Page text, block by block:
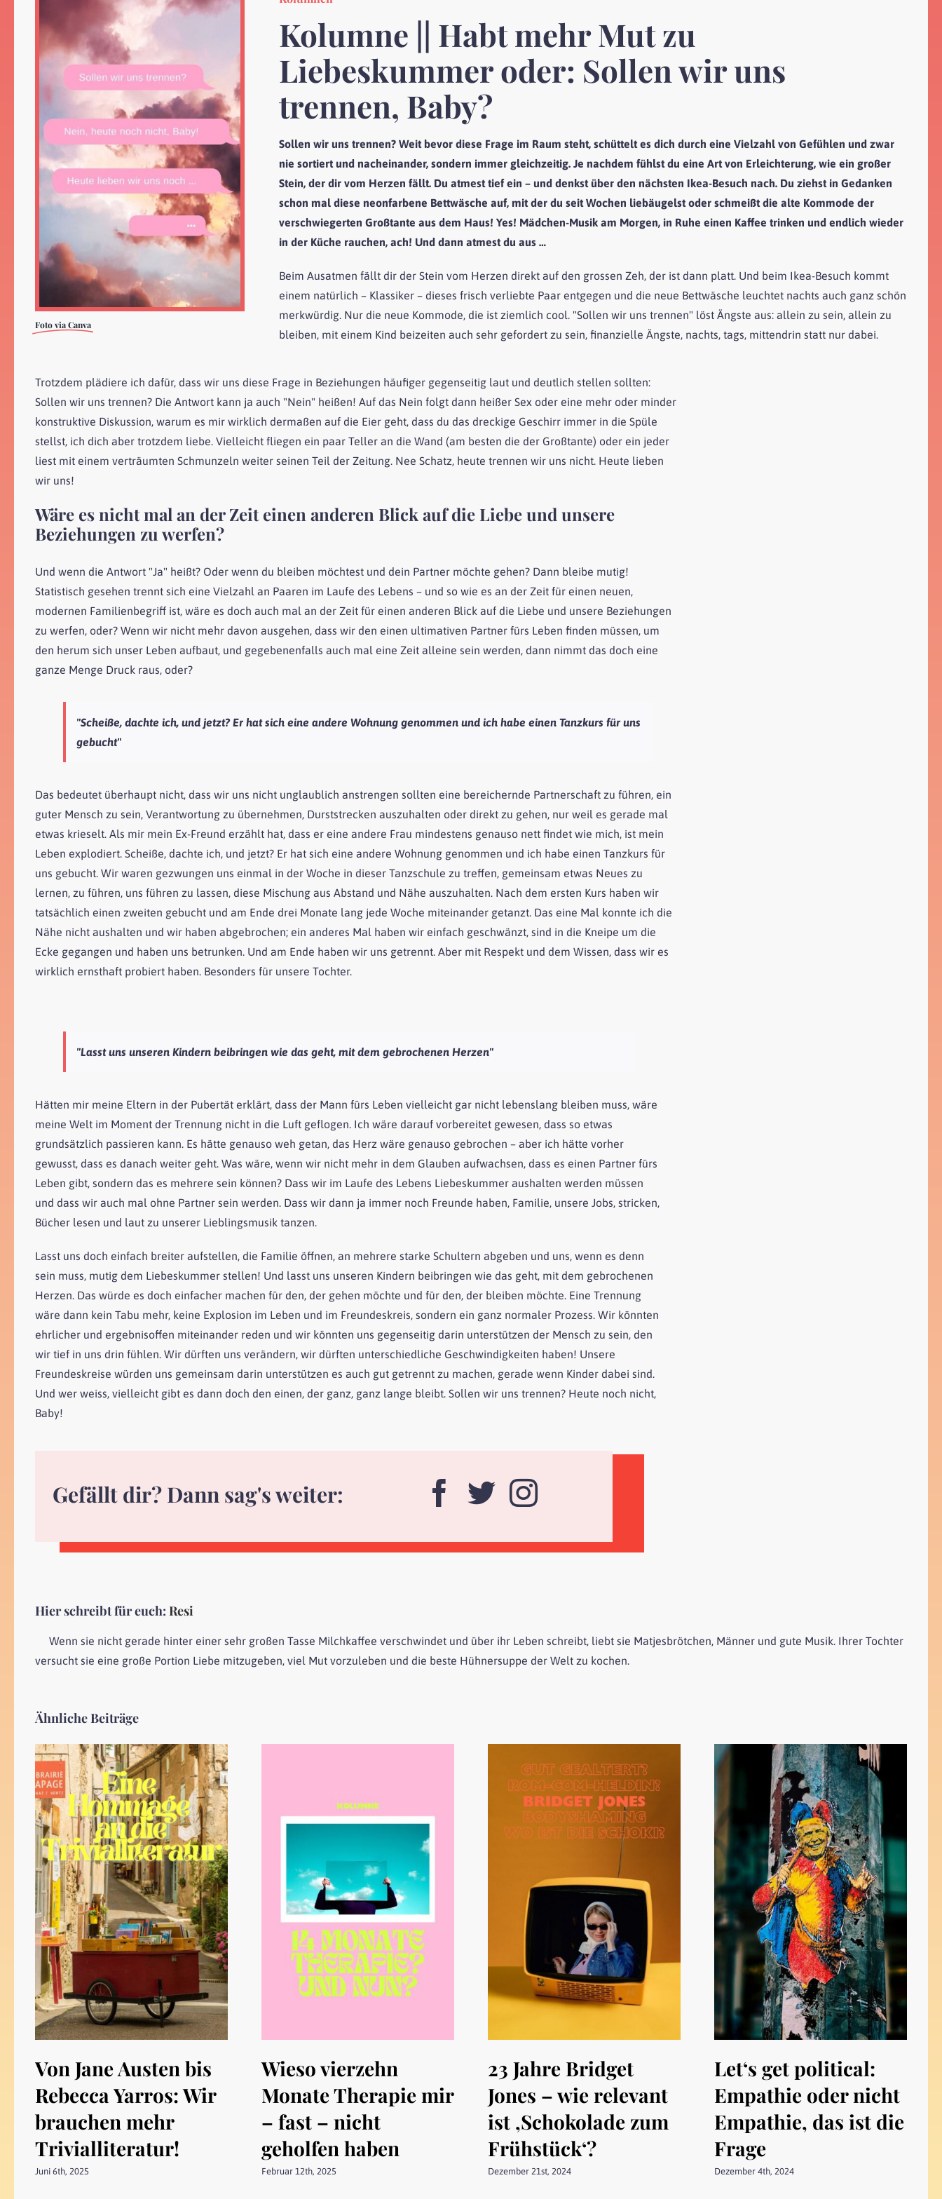
Foto via Canva
Kolumne || Habt mehr Mut zu
Liebeskummer oder: Sollen wir uns
trennen, Baby?
Sollen wir uns trennen? Weit bevor diese Frage im Raum steht, schüttelt es dich durch eine Vielzahl von Gefühlen und zwar
nie sortiert und nacheinander, sondern immer gleichzeitig. Je nachdem fühlst du eine Art von Erleichterung, wie ein großer
Stein, der dir vom Herzen fällt. Du atmest tief ein – und denkst über den nächsten Ikea-Besuch nach. Du ziehst in Gedanken
schon mal diese neonfarbene Bettwäsche auf, mit der du seit Wochen liebäugelst oder schmeißt die alte Kommode der
verschwiegerten Großtante aus dem Haus! Yes! Mädchen-Musik am Morgen, in Ruhe einen Kaffee trinken und endlich wieder
in der Küche rauchen, ach! Und dann atmest du aus …
Beim Ausatmen fällt dir der Stein vom Herzen direkt auf den grossen Zeh, der ist dann platt. Und beim Ikea-Besuch kommt
einem natürlich – Klassiker – dieses frisch verliebte Paar entgegen und die neue Bettwäsche leuchtet nachts auch ganz schön
merkwürdig. Nur die neue Kommode, die ist ziemlich cool. "Sollen wir uns trennen" löst Ängste aus: allein zu sein, allein zu
bleiben, mit einem Kind beizeiten auch sehr gefordert zu sein, finanzielle Ängste, nachts, tags, mittendrin statt nur dabei.
Trotzdem plädiere ich dafür, dass wir uns diese Frage in Beziehungen häufiger gegenseitig laut und deutlich stellen sollten:
Sollen wir uns trennen? Die Antwort kann ja auch "Nein" heißen! Auf das Nein folgt dann heißer Sex oder eine mehr oder minder
konstruktive Diskussion, warum es mir wirklich dermaßen auf die Eier geht, dass du das dreckige Geschirr immer in die Spüle
stellst, ich dich aber trotzdem liebe. Vielleicht fliegen ein paar Teller an die Wand (am besten die der Großtante) oder ein jeder
liest mit einem verträumten Schmunzeln weiter seinen Teil der Zeitung. Nee Schatz, heute trennen wir uns nicht. Heute lieben
wir uns!
Wäre es nicht mal an der Zeit einen anderen Blick auf die Liebe und unsere
Beziehungen zu werfen?
Und wenn die Antwort "Ja" heißt? Oder wenn du bleiben möchtest und dein Partner möchte gehen? Dann bleibe mutig!
Statistisch gesehen trennt sich eine Vielzahl an Paaren im Laufe des Lebens – und so wie es an der Zeit für einen neuen,
modernen Familienbegriff ist, wäre es doch auch mal an der Zeit für einen anderen Blick auf die Liebe und unsere Beziehungen
zu werfen, oder? Wenn wir nicht mehr davon ausgehen, dass wir den einen ultimativen Partner fürs Leben finden müssen, um
den herum sich unser Leben aufbaut, und gegebenenfalls auch mal eine Zeit alleine sein werden, dann nimmt das doch eine
ganze Menge Druck raus, oder?
"Scheiße, dachte ich, und jetzt? Er hat sich eine andere Wohnung genommen und ich habe einen Tanzkurs für uns
gebucht"
Das bedeutet überhaupt nicht, dass wir uns nicht unglaublich anstrengen sollten eine bereichernde Partnerschaft zu führen, ein
guter Mensch zu sein, Verantwortung zu übernehmen, Durststrecken auszuhalten oder direkt zu gehen, nur weil es gerade mal
etwas krieselt. Als mir mein Ex-Freund erzählt hat, dass er eine andere Frau mindestens genauso nett findet wie mich, ist mein
Leben explodiert. Scheiße, dachte ich, und jetzt? Er hat sich eine andere Wohnung genommen und ich habe einen Tanzkurs für
uns gebucht. Wir waren gezwungen uns einmal in der Woche in dieser Tanzschule zu treffen, gemeinsam etwas Neues zu
lernen, zu führen, uns führen zu lassen, diese Mischung aus Abstand und Nähe auszuhalten. Nach dem ersten Kurs haben wir
tatsächlich einen zweiten gebucht und am Ende drei Monate lang jede Woche miteinander getanzt. Das eine Mal konnte ich die
Nähe nicht aushalten und wir haben abgebrochen; ein anderes Mal haben wir einfach geschwänzt, sind in die Kneipe um die
Ecke gegangen und haben uns betrunken. Und am Ende haben wir uns getrennt. Aber mit Respekt und dem Wissen, dass wir es
wirklich ernsthaft probiert haben. Besonders für unsere Tochter.
"Lasst uns unseren Kindern beibringen wie das geht, mit dem gebrochenen Herzen"
Hätten mir meine Eltern in der Pubertät erklärt, dass der Mann fürs Leben vielleicht gar nicht lebenslang bleiben muss, wäre
meine Welt im Moment der Trennung nicht in die Luft geflogen. Ich wäre darauf vorbereitet gewesen, dass so etwas
grundsätzlich passieren kann. Es hätte genauso weh getan, das Herz wäre genauso gebrochen – aber ich hätte vorher
gewusst, dass es danach weiter geht. Was wäre, wenn wir nicht mehr in dem Glauben aufwachsen, dass es einen Partner fürs
Leben gibt, sondern das es mehrere sein können? Dass wir im Laufe des Lebens Liebeskummer aushalten werden müssen
und dass wir auch mal ohne Partner sein werden. Dass wir dann ja immer noch Freunde haben, Familie, unsere Jobs, stricken,
Bücher lesen und laut zu unserer Lieblingsmusik tanzen.
Lasst uns doch einfach breiter aufstellen, die Familie öffnen, an mehrere starke Schultern abgeben und uns, wenn es denn
sein muss, mutig dem Liebeskummer stellen! Und lasst uns unseren Kindern beibringen wie das geht, mit dem gebrochenen
Herzen. Das würde es doch einfacher machen für den, der gehen möchte und für den, der bleiben möchte. Eine Trennung
wäre dann kein Tabu mehr, keine Explosion im Leben und im Freundeskreis, sondern ein ganz normaler Prozess. Wir könnten
ehrlicher und ergebnisoffen miteinander reden und wir könnten uns gegenseitig darin unterstützen der Mensch zu sein, den
wir tief in uns drin fühlen. Wir dürften uns verändern, wir dürften unterschiedliche Geschwindigkeiten haben! Unsere
Freundeskreise würden uns gemeinsam darin unterstützen es auch gut getrennt zu machen, gerade wenn Kinder dabei sind.
Und wer weiss, vielleicht gibt es dann doch den einen, der ganz, ganz lange bleibt. Sollen wir uns trennen? Heute noch nicht,
Baby!
Gefällt dir? Dann sag's weiter:
Hier schreibt für euch: Resi
Wenn sie nicht gerade hinter einer sehr großen Tasse Milchkaffee verschwindet und über ihr Leben schreibt, liebt sie Matjesbrötchen, Männer und gute Musik. Ihrer Tochter
versucht sie eine große Portion Liebe mitzugeben, viel Mut vorzuleben und die beste Hühnersuppe der Welt zu kochen.
Ähnliche Beiträge
Von Jane Austen bis
Rebecca Yarros: Wir
brauchen mehr
Trivialliteratur!
Juni 6th, 2025
Wieso vierzehn
Monate Therapie mir
– fast – nicht
geholfen haben
Februar 12th, 2025
23 Jahre Bridget
Jones – wie relevant
ist ‚Schokolade zum
Frühstück‘?
Dezember 21st, 2024
Let‘s get political:
Empathie oder nicht
Empathie, das ist die
Frage
Dezember 4th, 2024